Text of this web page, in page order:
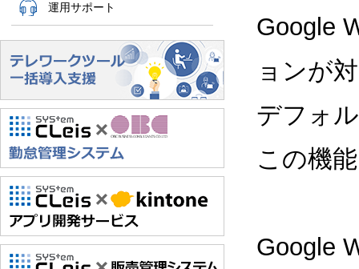
運用サポート
Google
ョンが
デフォ
この機
Google